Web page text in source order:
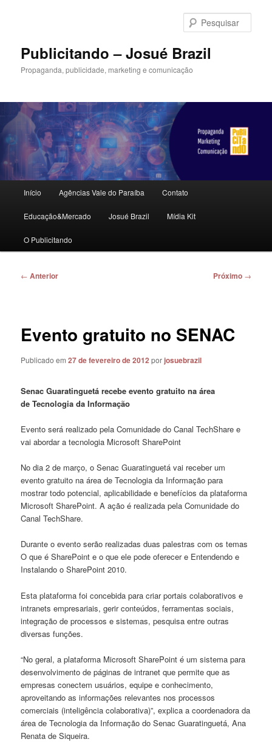
principalPublicitando – Josué Brazil
Propaganda, publicidade, marketing e comunicação
principal
Início Agências Vale do Paraíba Contato
Educação&Mercado Josué Brazil Mídia Kit
O Publicitando
Navegação
← Anterior Próximo →
Evento gratuito no SENAC
Publicado em27 de fevereiro de 2012 porjosuebrazil
Senac Guaratinguetá recebe evento gratuito na área
de Tecnologia da Informação
Evento será realizado pela Comunidade do Canal TechShare e
vai abordar a tecnologia Microsoft SharePoint
No dia 2 de março, o Senac Guaratinguetá vai receber um
evento gratuito na área de Tecnologia da Informação para
mostrar todo potencial, aplicabilidade e benefícios da plataforma
Microsoft SharePoint. A ação é realizada pela Comunidade do
Canal TechShare.
Durante o evento serão realizadas duas palestras com os temas
O que é SharePoint e o que ele pode oferecer e Entendendo e
Instalando o SharePoint 2010.
Esta plataforma foi concebida para criar portais colaborativos e
intranets empresariais, gerir conteúdos, ferramentas sociais,
integração de processos e sistemas, pesquisa entre outras
diversas funções.
“No geral, a plataforma Microsoft SharePoint é um sistema para
desenvolvimento de páginas de intranet que permite que as
empresas conectem usuários, equipe e conhecimento,
aproveitando as informações relevantes nos processos
comerciais (inteligência colaborativa)”, explica a coordenadora da
área de Tecnologia da Informação do Senac Guaratinguetá, Ana
Renata de Siqueira.